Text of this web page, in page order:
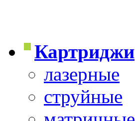
Картриджи
лазерные
струйные